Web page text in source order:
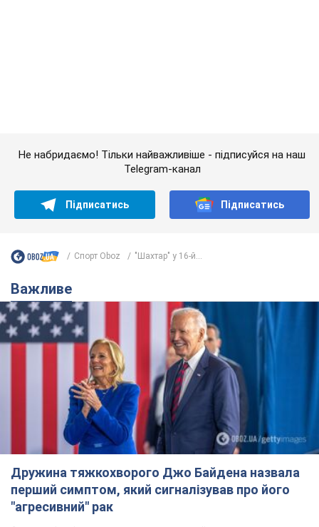
перший симптом, який сигналізував про його
Спершу лікарі не надали цьому належної уваги
9 часов назад
Її вбила Росія: померла 13-річна
дівчинка, поранена внаслідок
російської атаки на Сумщину. Фото
Того дня під час російського обстрілу загинули
її брат, вітчим та бабуся
9 часов назад 9,7 т.
Чому в СРСР лікарі носили лише білі
халати